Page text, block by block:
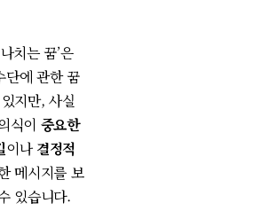
치는 꿈’은
단에 관한 꿈
지만, 사실
식이 중요한
이나 결정적
메시지를 보
있습니다.